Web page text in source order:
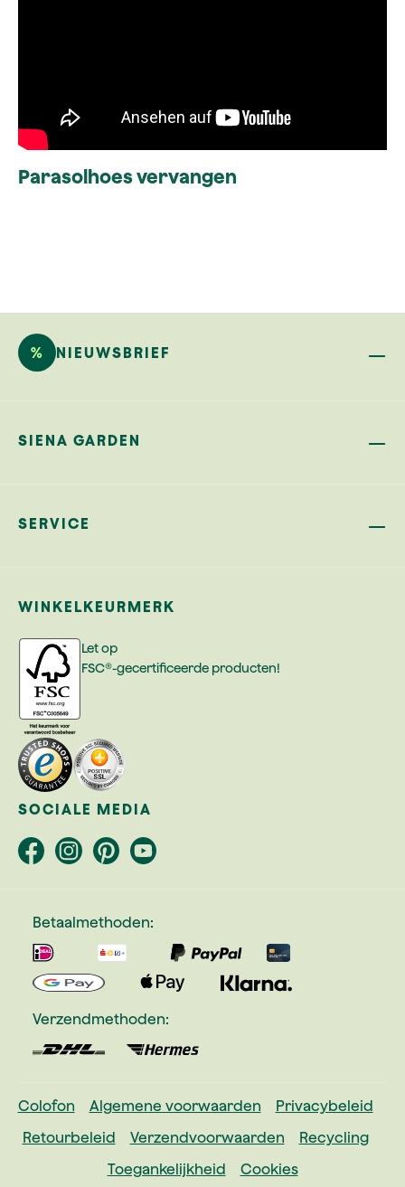
Parasolhoes vervangen
% NIEUWSBRIEF
SIENA GARDEN
SERVICE
WINKELKEURMERK
Let op
FSC®-gecertificeerde producten!
SOCIALE MEDIA
Betaalmethoden:
Verzendmethoden:
Colofon Algemene voorwaarden
Privacybeleid
Retourbeleid
Verzendvoorwaarden
Recycling
Toegankelijkheid
Cookies